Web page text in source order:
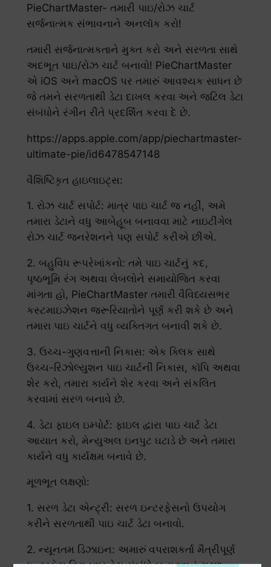
PieChartMaster- તમારી પાઇ/રોઝ ચાર્ટ
સર્જનાત્મક સંભાવનાને અનલૉક કરો!
તમારી સર્જનાત્મકતાને મુક્ત કરો અને સરળતા સાથે
અદભૂત પાઇ/રોઝ ચાર્ટ બનાવો! PieChartMaster
એ iOS અને macOS પર તમારું આવશ્યક સાધન છે
જે તમને સરળતાથી ડેટા દાખલ કરવા અને જટિલ ડેટા
સંબંધોને રંગીન રીતે પ્રદર્શિત કરવા દે છે.
https://apps.apple.com/app/piechartmaster-
ultimate-pie/id6478547148
વૈશિષ્ટિકૃત હાઇલાઇટ્સ:
1. રોઝ ચાર્ટ સપોર્ટ: માત્ર પાઇ ચાર્ટ જ નહીં, અમે
તમારા ડેટાને વધુ આબેહૂબ બનાવવા માટે નાઇટીંગેલ
રોઝ ચાર્ટ જનરેશનને પણ સપોર્ટ કરીએ છીએ.
2. બહુવિધ રૂપરેખાંકનો: તમે પાઇ ચાર્ટનું કદ,
પૃષ્ઠભૂમિ રંગ અથવા લેબલોને સમાયોજિત કરવા
માંગતા હો, PieChartMaster તમારી વૈવિધ્યસભર
કસ્ટમાઇઝેશન જરૂરિયાતોને પૂર્ણ કરી શકે છે અને
તમારા પાઇ ચાર્ટને વધુ વ્યક્તિગત બનાવી શકે છે.
3. ઉચ્ચ-ગુણવત્તાની નિકાસ: એક ક્લિક સાથે
ઉચ્ચ-રિઝોલ્યુશન પાઇ ચાર્ટની નિકાસ, કૉપિ અથવા
શેર કરો, તમારા કાર્યને શેર કરવા અને સંકલિત
કરવામાં સરળ બનાવે છે.
4. ડેટા ફાઇલ ઇમ્પોર્ટ: ફાઇલ દ્વારા પાઇ ચાર્ટ ડેટા
આયાત કરો, મેન્યુઅલ ઇનપુટ ઘટાડે છે અને તમારા
કાર્યને વધુ કાર્યક્ષમ બનાવે છે.
મૂળભૂત લક્ષણો:
1. સરળ ડેટા એન્ટ્રી: સરળ ઇન્ટરફેસનો ઉપયોગ
કરીને સરળતાથી પાઇ ચાર્ટ ડેટા બનાવો.
2. ન્યૂનતમ ડિઝાઇન: અમારું વપરાશકર્તા મૈત્રીપૂર્ણ